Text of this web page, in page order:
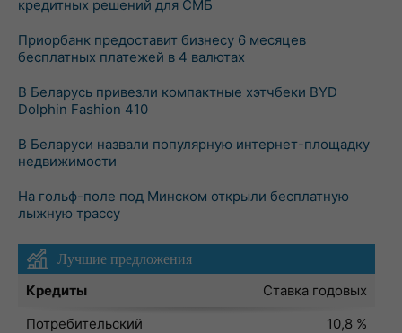
кредитных решений для СМБ
Приорбанк предоставит бизнесу 6 месяцев
бесплатных платежей в 4 валютах
В Беларусь привезли компактные хэтчбеки BYD
Dolphin Fashion 410
В Беларуси назвали популярную интернет-площадку
недвижимости
На гольф-поле под Минском открыли бесплатную
лыжную трассу
Лучшие предложения
Кредиты
Ставка годовых
Потребительский
10,8 %